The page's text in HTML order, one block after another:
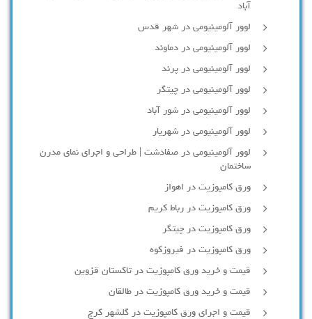
آباد
لوور آلومینیومی در شهر قدس
لوور آلومینیومی در دماوند
لوور آلومینیومی در پرند
لوور آلومینیومی در چیتگر
لوور آلومینیومی در شور آباد
لوور آلومينيومي در شهريار
لوور آلومینیومی در صفادشت | طراحی و اجرای نمای مدرن
ساختمان
ورق کامپوزیت در اهواز
ورق کامپوزیت در رباط کریم
ورق کامپوزیت در چیتگر
ورق کامپوزیت در فیروزکوه
قیمت و خرید ورق کامپوزیت در تاکستان قزوین
قیمت و خرید ورق کامپوزیت در طالقان
قیمت و اجرای ورق کامپوزیت در گلشهر کرج